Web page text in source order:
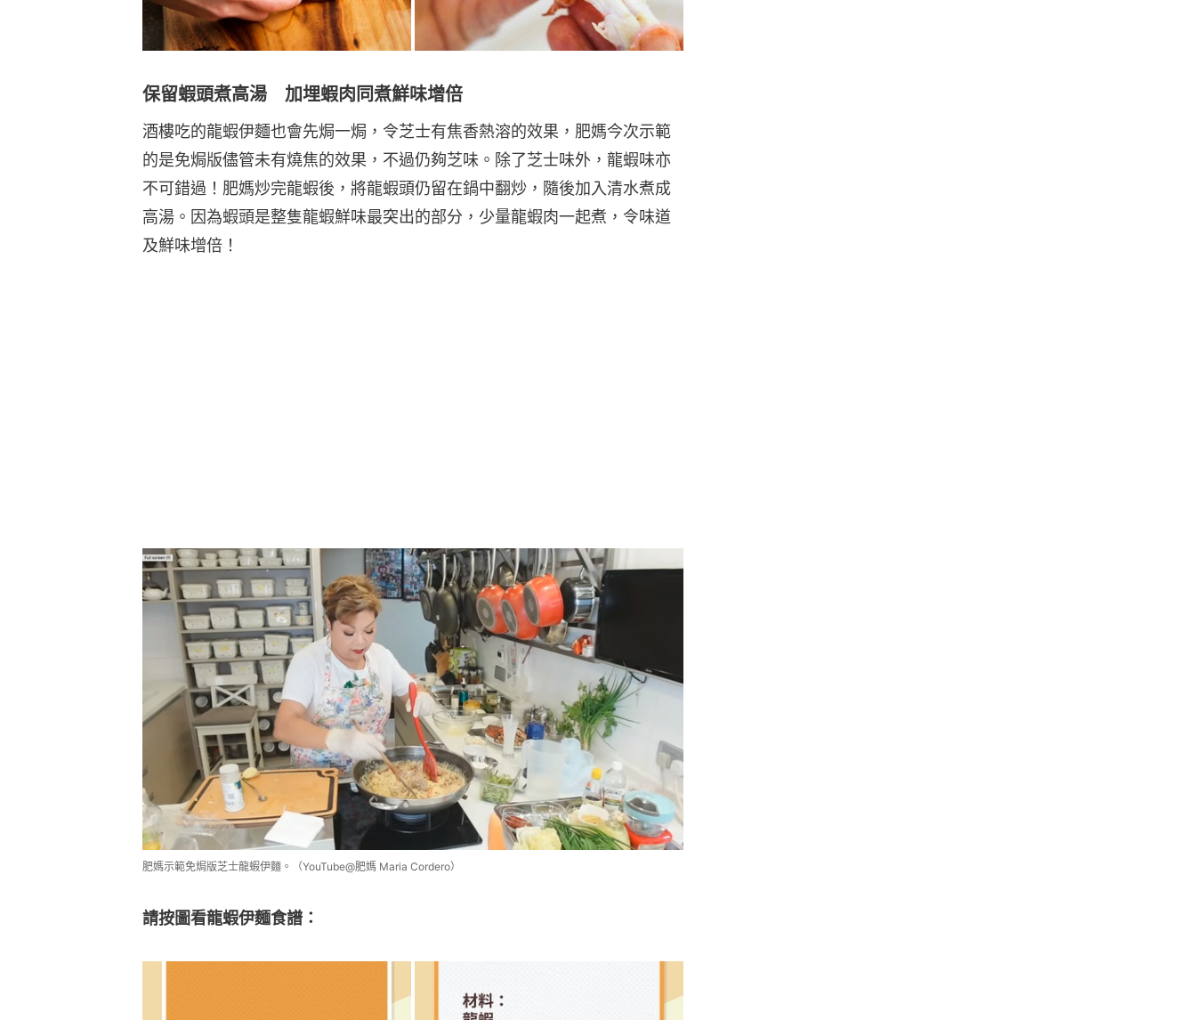
保留蝦頭煮高湯 加埋蝦肉同煮鮮味增倍
酒樓吃的龍蝦伊麵也會先焗一焗，令芝士有焦香熱溶的效果，肥媽今次示範
的是免焗版儘管未有燒焦的效果，不過仍夠芝味。除了芝士味外，龍蝦味亦
不可錯過！肥媽炒完龍蝦後，將龍蝦頭仍留在鍋中翻炒，隨後加入清水煮成
高湯。因為蝦頭是整隻龍蝦鮮味最突出的部分，少量龍蝦肉一起煮，令味道
及鮮味增倍！
肥媽示範免焗版芝士龍蝦伊麵。（YouTube@肥媽 Maria Cordero）
請按圖看龍蝦伊麵食譜：